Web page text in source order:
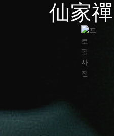
仙家禪